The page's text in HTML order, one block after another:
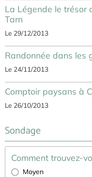
La Légende le trésor
Tarn
Le 29/12/2013
Randonnée dans les
Le 24/11/2013
Comptoir paysans à
Le 26/10/2013
Sondage
Comment trouvez-
Moyen